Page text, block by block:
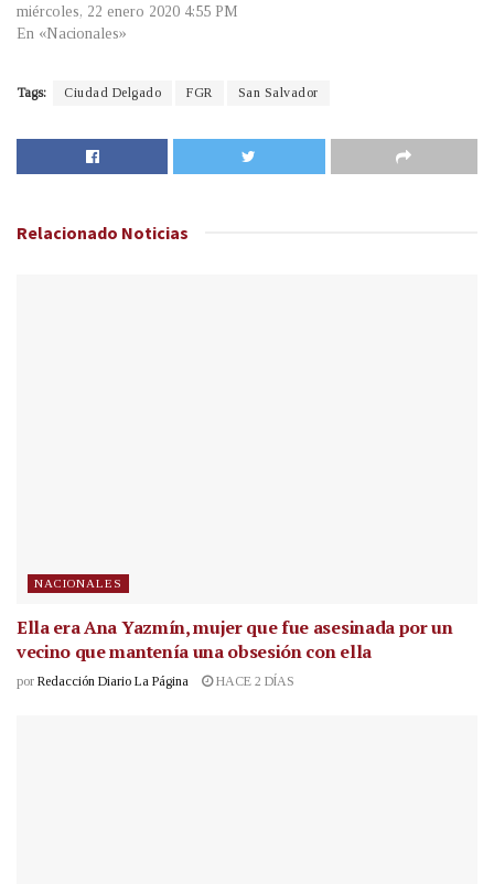
miércoles, 22 enero 2020 4:55 PM
En «Nacionales»
Tags: Ciudad Delgado FGR San Salvador
Relacionado Noticias
NACIONALES
Ella era Ana Yazmín, mujer que fue asesinada por un
vecino que mantenía una obsesión con ella
por Redacción Diario La Página HACE 2 DÍAS